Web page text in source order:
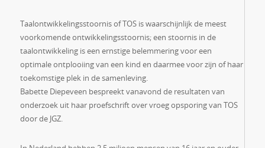
Taalontwikkelingsstoornis of TOS is waarschijnlijk de meest
voorkomende ontwikkelingsstoornis; een stoornis in de
taalontwikkeling is een ernstige belemmering voor een
optimale ontplooiing van een kind en daarmee voor zijn of haar
toekomstige plek in de samenleving.
Babette Diepeveen bespreekt vanavond de resultaten van
onderzoek uit haar proefschrift over vroeg opsporing van TOS
door de JGZ.